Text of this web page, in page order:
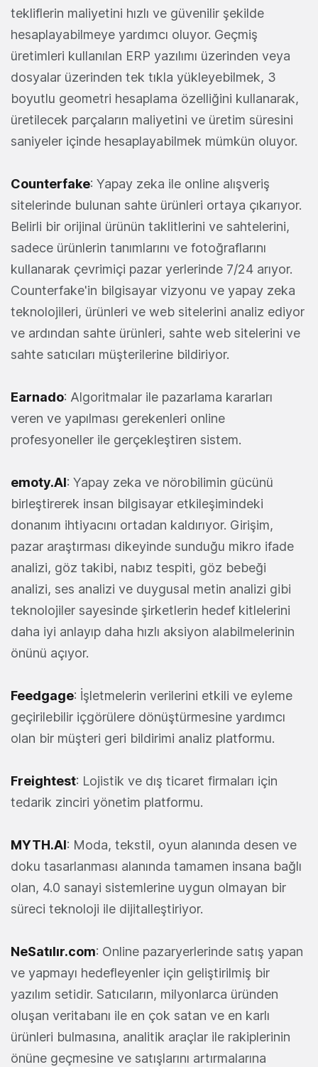
tekliflerin maliyetini hızlı ve güvenilir şekilde
hesaplayabilmeye yardımcı oluyor. Geçmiş
üretimleri kullanılan ERP yazılımı üzerinden veya
dosyalar üzerinden tek tıkla yükleyebilmek, 3
boyutlu geometri hesaplama özelliğini kullanarak,
üretilecek parçaların maliyetini ve üretim süresini
saniyeler içinde hesaplayabilmek mümkün oluyor.
Counterfake: Yapay zeka ile online alışveriş
sitelerinde bulunan sahte ürünleri ortaya çıkarıyor.
Belirli bir orijinal ürünün taklitlerini ve sahtelerini,
sadece ürünlerin tanımlarını ve fotoğraflarını
kullanarak çevrimiçi pazar yerlerinde 7/24 arıyor.
Counterfake'in bilgisayar vizyonu ve yapay zeka
teknolojileri, ürünleri ve web sitelerini analiz ediyor
ve ardından sahte ürünleri, sahte web sitelerini ve
sahte satıcıları müşterilerine bildiriyor.
Earnado: Algoritmalar ile pazarlama kararları
veren ve yapılması gerekenleri online
profesyoneller ile gerçekleştiren sistem.
emoty.AI: Yapay zeka ve nörobilimin gücünü
birleştirerek insan bilgisayar etkileşimindeki
donanım ihtiyacını ortadan kaldırıyor. Girişim,
pazar araştırması dikeyinde sunduğu mikro ifade
analizi, göz takibi, nabız tespiti, göz bebeği
analizi, ses analizi ve duygusal metin analizi gibi
teknolojiler sayesinde şirketlerin hedef kitlelerini
daha iyi anlayıp daha hızlı aksiyon alabilmelerinin
önünü açıyor.
Feedgage: İşletmelerin verilerini etkili ve eyleme
geçirilebilir içgörülere dönüştürmesine yardımcı
olan bir müşteri geri bildirimi analiz platformu.
Freightest: Lojistik ve dış ticaret firmaları için
tedarik zinciri yönetim platformu.
MYTH.AI: Moda, tekstil, oyun alanında desen ve
doku tasarlanması alanında tamamen insana bağlı
olan, 4.0 sanayi sistemlerine uygun olmayan bir
süreci teknoloji ile dijitalleştiriyor.
NeSatılır.com: Online pazaryerlerinde satış yapan
ve yapmayı hedefleyenler için geliştirilmiş bir
yazılım setidir. Satıcıların, milyonlarca üründen
oluşan veritabanı ile en çok satan ve en karlı
ürünleri bulmasına, analitik araçlar ile rakiplerinin
önüne geçmesine ve satışlarını artırmalarına